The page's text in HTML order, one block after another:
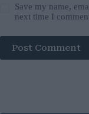
Save my name,
next time I
Post Comment